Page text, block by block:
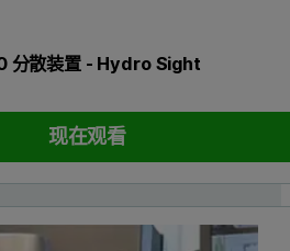
散装置 - Hydro Sight
现在观看